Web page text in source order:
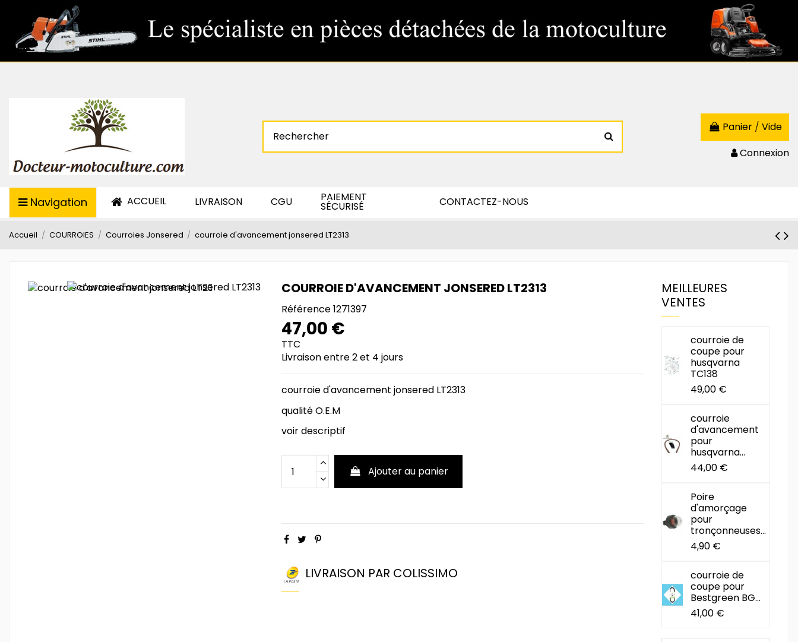
Panier / Vide
Connexion
Navigation ACCUEIL LIVRAISON CGU PAIEMENT
SÉCURISÉ CONTACTEZ-NOUS
Accueil COURROIES Courroies Jonsered courroie d'avancement jonsered LT2313
COURROIE D'AVANCEMENT JONSERED LT2313
Référence1271397
47,00 €
TTC
Livraison entre 2 et 4 jours
courroie d'avancement jonsered LT2313
qualité O.E.M
voir descriptif
Ajouter au panier
LIVRAISON PAR COLISSIMO
MEILLEURES
VENTES
courroie de
coupe pour
husqvarna
TC138
49,00 €
courroie
d'avancement
pour
husqvarna...
44,00 €
Poire
d'amorçage
pour
tronçonneuses...
4,90 €
courroie de
coupe pour
Bestgreen BG...
41,00 €